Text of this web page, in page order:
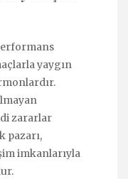
yaygın
zararlar
pazarı,
imkanlarıyla